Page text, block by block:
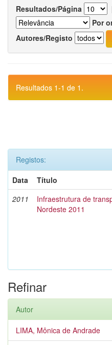
Resultados/Página
Por
Autores/Registo
Resultados 1-1 de 1.
Registos:
Data
Título
2011
Infraestrutura de
Nordeste 2011
Refinar
Autor
LIMA, Mônica de Andrade